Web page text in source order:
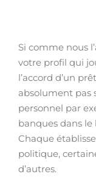
Si comme nous
votre profil qui
l’accord d’un
absolument pas
personnel par
banques dans
Chaque
politique,
d’autres.